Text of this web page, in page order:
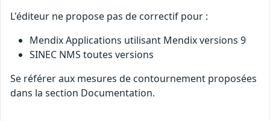
L'éditeur ne propose pas de correctif pour :
Mendix Applications utilisant Mendix versions 9
SINEC NMS toutes versions
Se référer aux mesures de contournement proposées
dans la section Documentation.